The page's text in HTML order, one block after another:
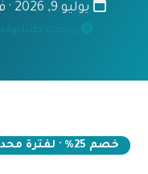
يوليو 9, 2026 · فريق مستشفى تاون التحريري
روجعت طبيًا
خصم 25% · لفترة محدودة